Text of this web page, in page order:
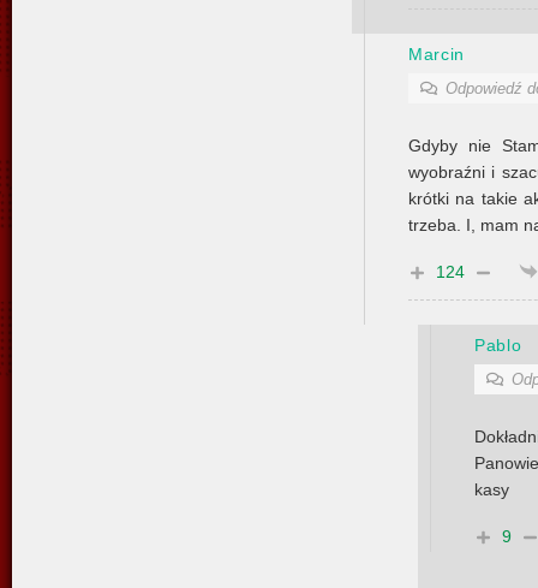
Marcin
Odpowiedź
Gdyby nie
wyobraźni i
krótki na takie
trzeba. I, mam
124
Pablo
kasy
9